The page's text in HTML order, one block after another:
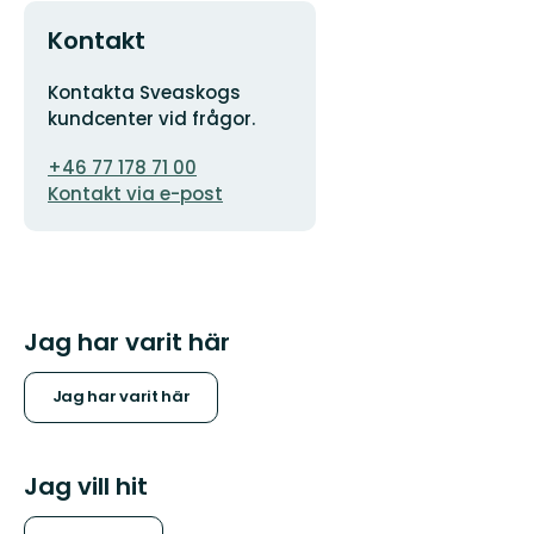
Kontakt
Adress
Kontakta Sveaskogs
kundcenter vid frågor.
postadress
+46 77 178 71 00
Kontakt via e-post
Jag har varit här
Jag har varit här
Jag vill hit